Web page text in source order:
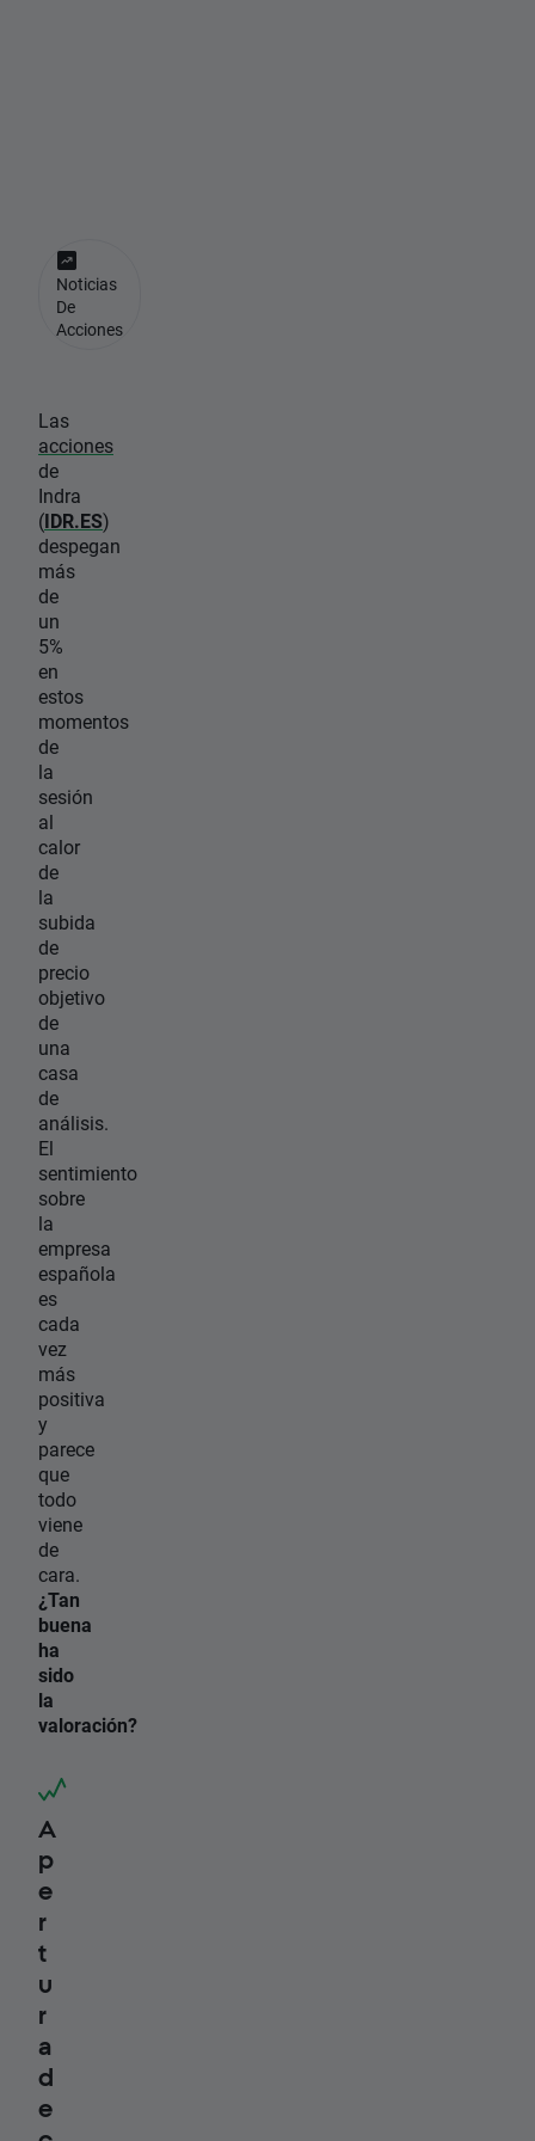
Las
acciones
de
Indra
(IDR.ES)
despegan
más
de
un
5%
en
estos
momentos
de
la
sesión
al
calor
de
la
subida
de
precio
objetivo
de
una
casa
de
análisis.
El
sentimiento
sobre
la
empresa
española
es
cada
vez
más
positiva
y
parece
que
todo
viene
de
cara.
¿Tan
buena
ha
sido
la
valoración?
A
p
e
r
t
u
r
a
d
e
Noticias
De
Acciones